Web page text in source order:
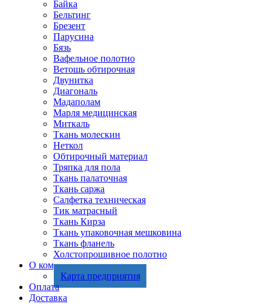
Байка
Бельтинг
Брезент
Парусина
Бязь
Вафельное полотно
Ветошь обтирочная
Двунитка
Диагональ
Мадаполам
Марля медицинская
Миткаль
Ткань молескин
Неткол
Обтирочный материал
Тряпка для пола
Ткань палаточная
Ткань саржа
Салфетка техническая
Тик матрасный
Ткань Кирза
Ткань упаковочная мешковина
Ткань фланель
Холстопрошивное полотно
О компании
Карта предприятия
Оплата
Доставка